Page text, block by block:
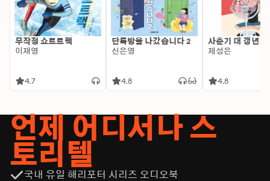
무작정 쇼트트랙
이재영
4.7
단톡방을 나갔습니다 2
신은영
4.8
사춘기 대 갱년기
제성은
4.8
언제 어디서나 스
토리텔
국내 유일 해리포터 시리즈 오디오북